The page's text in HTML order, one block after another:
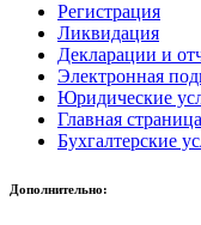
Регистрация
Ликвидация
Декларации и
Электронная
Юридические
Главная страница
Бухгалтерские
Дополнительно: